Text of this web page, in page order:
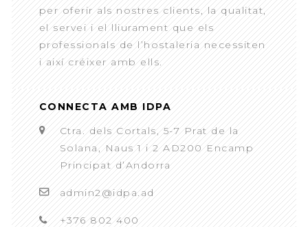
per oferir als nostres clients, la qualitat,
el servei i el lliurament que els
professionals de l’hostaleria necessiten
i així créixer amb ells.
CONNECTA AMB IDPA
Ctra. dels Cortals, 5-7 Prat de la
Solana, Naus 1 i 2 AD200 Encamp
Principat d’Andorra
admin2@idpa.ad
+376 802 400